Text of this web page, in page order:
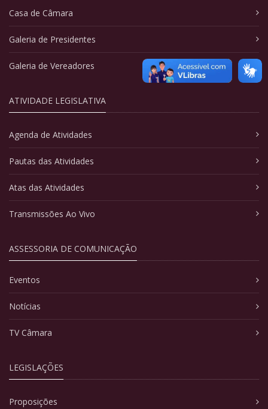
Casa de Câmara
Galeria de Presidentes
Galeria de Vereadores
ATIVIDADE LEGISLATIVA
Agenda de Atividades
Pautas das Atividades
Atas das Atividades
Transmissões Ao Vivo
ASSESSORIA DE COMUNICAÇÃO
Eventos
Notícias
TV Câmara
LEGISLAÇÕES
Proposições